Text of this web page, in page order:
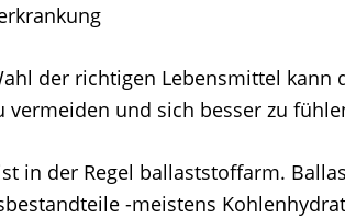
der richtigen Lebensmittel kann
vermeiden und sich besser zu
in der Regel ballaststoffarm.
-meistens